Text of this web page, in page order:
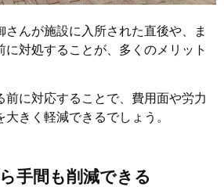
んが施設に入所された直後や、ま
に対処することが、多くのメリット
前に対応することで、費用面や労力
きく軽減できるでしょう。
手間も削減できる